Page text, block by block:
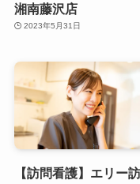
湘南藤沢店
2023年5月31日
【訪問看護】エリー